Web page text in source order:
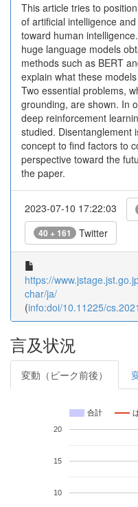
This article tries to
of artificial intelligence
toward human
huge language models
methods such as BERT
explain what these
Two essential problems,
grounding, are shown. In
deep reinforcement
studied. Disentanglement
concept to find factors to
perspective toward the
the paper.
2023-07-10 17:22:03
40 + 161 Twitter
https://
char/ja/
(info:doi/10.11225/
言及状況
変動（ピーク前後）
合計
10
15
20